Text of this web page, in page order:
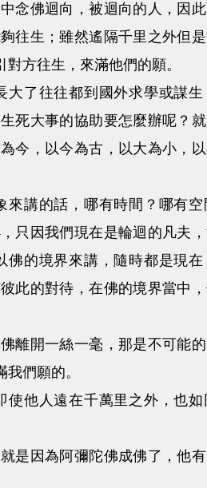
念佛迴向，被迴向的人，因
往生；雖然遙隔千里之外但
方往生，來滿他們的願。
了往往都到國外求學或謀生
死大事的協助要怎麼辦呢？
今，以今為古，以大為小，
講的話，哪有時間？哪有空
只因我們現在是輪迴的凡夫
的境界來講，隨時都是現
此的對待，在佛的境界當中
開一絲一毫，那是不可能
們願的。
他人遠在千萬里之外，也如
因為阿彌陀佛成佛了，他